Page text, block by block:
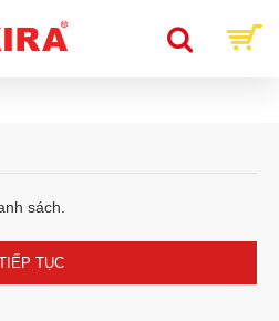
sách.
TỤC